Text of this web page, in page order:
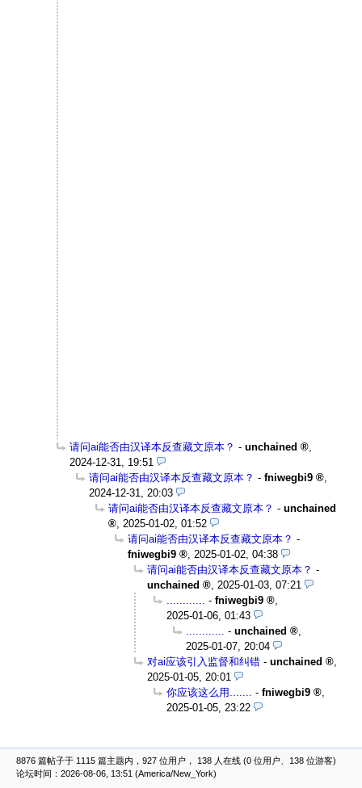
请问ai能否由汉译本反查藏文原本？ - unchained
,
2024-12-31, 19:51
请问ai能否由汉译本反查藏文原本？ - fniwegbi9
,
2024-12-31, 20:03
请问ai能否由汉译本反查藏文原本？ - unchained
, 2025-01-02, 01:52
请问ai能否由汉译本反查藏文原本？ -
fniwegbi9
, 2025-01-02, 04:38
请问ai能否由汉译本反查藏文原本？ -
unchained
, 2025-01-03, 07:21
............ - fniwegbi9
,
2025-01-06, 01:43
............ - unchained
,
2025-01-07, 20:04
对ai应该引入监督和纠错 - unchained
,
2025-01-05, 20:01
你应该这么用....... - fniwegbi9
,
2025-01-05, 23:22
8876 篇帖子于 1115 篇主题内，927 位用户， 138 人在线 (0 位用户、138 位游客)
论坛时间：2026-08-06, 13:51 (America/New_York)